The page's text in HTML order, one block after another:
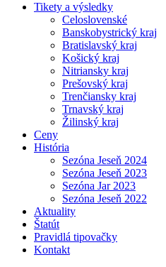
Tikety a výsledky
Celoslovenské
Banskobystrický kraj
Bratislavský kraj
Košický kraj
Nitriansky kraj
Prešovský kraj
Trenčiansky kraj
Trnavský kraj
Žilinský kraj
Ceny
História
Sezóna Jeseň 2024
Sezóna Jeseň 2023
Sezóna Jar 2023
Sezóna Jeseň 2022
Aktuality
Štatút
Pravidlá tipovačky
Kontakt